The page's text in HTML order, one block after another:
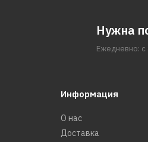
Нужна
Ежедневно:
Информация
О нас
Доставка